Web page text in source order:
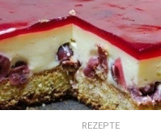
REZEPTE